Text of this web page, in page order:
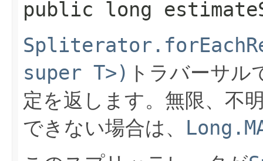
public long
super T>) トラバーサル
定を返します。無限、不
できない場合は、